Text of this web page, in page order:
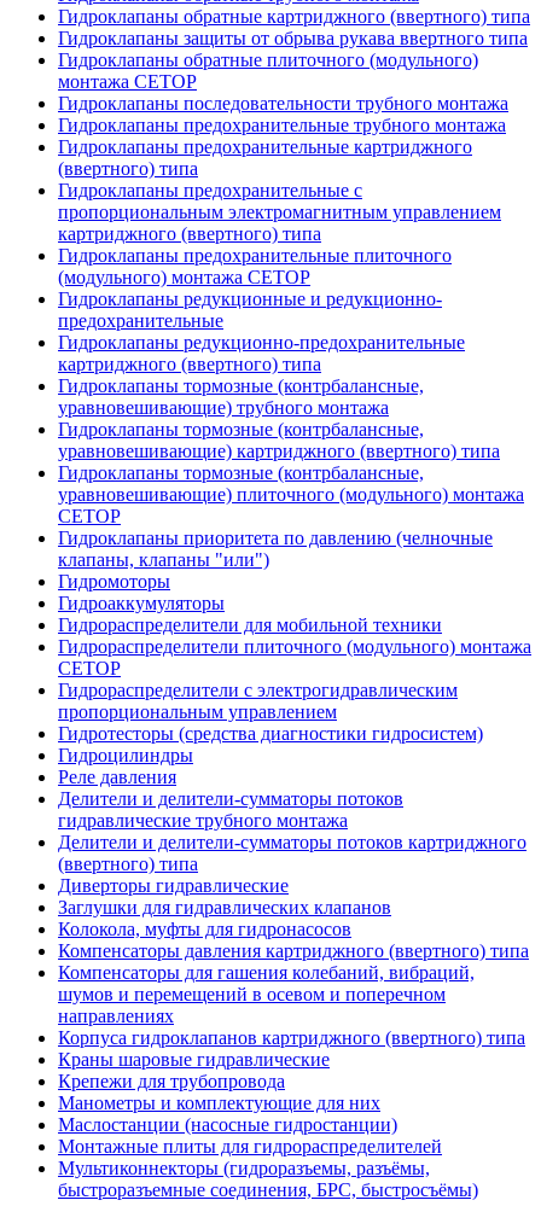
Гидроклапаны обратные картриджного (ввертного) типа
Гидроклапаны защиты от обрыва рукава ввертного типа
Гидроклапаны обратные плиточного (модульного)
монтажа CETOP
Гидроклапаны последовательности трубного монтажа
Гидроклапаны предохранительные трубного монтажа
Гидроклапаны предохранительные картриджного
(ввертного) типа
Гидроклапаны предохранительные с
пропорциональным электромагнитным управлением
картриджного (ввертного) типа
Гидроклапаны предохранительные плиточного
(модульного) монтажа CETOP
Гидроклапаны редукционные и редукционно-
предохранительные
Гидроклапаны редукционно-предохранительные
картриджного (ввертного) типа
Гидроклапаны тормозные (контрбалансные,
уравновешивающие) трубного монтажа
Гидроклапаны тормозные (контрбалансные,
уравновешивающие) картриджного (ввертного) типа
Гидроклапаны тормозные (контрбалансные,
уравновешивающие) плиточного (модульного) монтажа
CETOP
Гидроклапаны приоритета по давлению (челночные
клапаны, клапаны "или")
Гидромоторы
Гидроаккумуляторы
Гидрораспределители для мобильной техники
Гидрораспределители плиточного (модульного) монтажа
СЕТОР
Гидрораспределители с электрогидравлическим
пропорциональным управлением
Гидротесторы (средства диагностики гидросистем)
Гидроцилиндры
Реле давления
Делители и делители-сумматоры потоков
гидравлические трубного монтажа
Делители и делители-сумматоры потоков картриджного
(ввертного) типа
Диверторы гидравлические
Заглушки для гидравлических клапанов
Колокола, муфты для гидронасосов
Компенсаторы давления картриджного (ввертного) типа
Компенсаторы для гашения колебаний, вибраций,
шумов и перемещений в осевом и поперечном
направлениях
Корпуса гидроклапанов картриджного (ввертного) типа
Краны шаровые гидравлические
Крепежи для трубопровода
Манометры и комплектующие для них
Маслостанции (насосные гидростанции)
Монтажные плиты для гидрораспределителей
Мультиконнекторы (гидроразъемы, разъёмы,
быстроразъемные соединения, БРС, быстросъёмы)